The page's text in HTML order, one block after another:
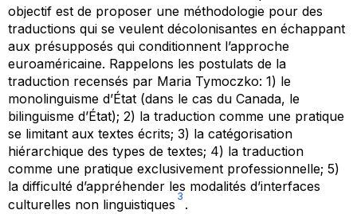
objectif est de proposer une méthodologie pour des
traductions qui se veulent décolonisantes en échappant
aux présupposés qui conditionnent l’approche
euroaméricaine. Rappelons les postulats de la
traduction recensés par Maria Tymoczko: 1) le
monolinguisme d’État (dans le cas du Canada, le
bilinguisme d’État); 2) la traduction comme une pratique
se limitant aux textes écrits; 3) la catégorisation
hiérarchique des types de textes; 4) la traduction
comme une pratique exclusivement professionnelle; 5)
la difficulté d’appréhender les modalités d’interfaces
culturelles non linguistiques
3
.